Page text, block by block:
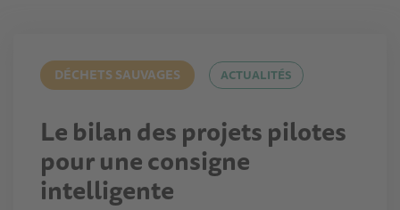
DÉCHETS SAUVAGES ACTUALITÉS
Le bilan des projets pilotes
pour une consigne
intelligente